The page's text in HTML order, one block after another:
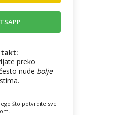
preko
nude bolje
što potvrdite sve